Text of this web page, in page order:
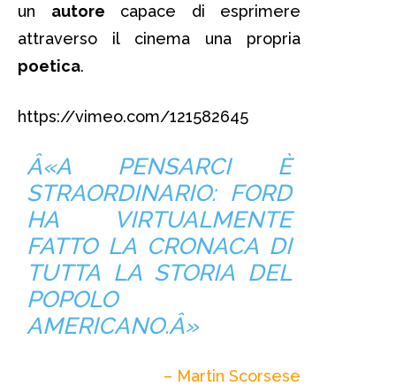
un autore capace di esprimere
attraverso il cinema una propria
poetica.
https://vimeo.com/121582645
Â«A PENSARCI È
STRAORDINARIO: FORD
HA VIRTUALMENTE
FATTO LA CRONACA DI
TUTTA LA STORIA DEL
POPOLO
AMERICANO.Â»
– Martin Scorsese